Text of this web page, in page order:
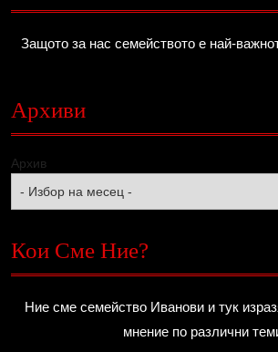
Защото за нас семейството е най-
Архиви
Архив
Кои Сме Ние?
Ние сме семейство Иванови и тук
мнение по различни